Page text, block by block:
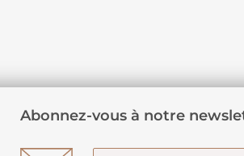
Abonnez-vous à notre